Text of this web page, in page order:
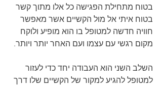
בטוח מתחילת הפגישה כל אלו מתוך קשר
בטוח איתי אל מול הקשיים אשר מאפשר
חוויה חדשה למטופל בו הוא מופיע ולוקח
מקום רגשי עם עצמו ועם האחר יותר ויותר.
השלב השני הוא העבודה יחד כדי לעזור
למטופל להגיע למקור של הקשיים שלו דרך